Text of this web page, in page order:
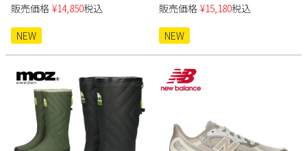
販売価格 ¥14,850税込
NEW
販売価格 ¥15,180税込
NEW